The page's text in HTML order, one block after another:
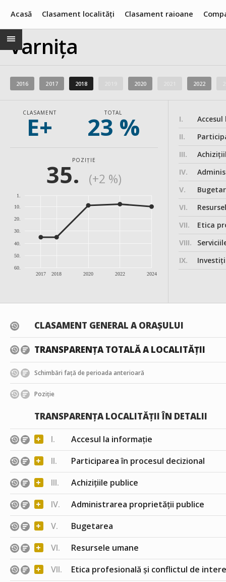
Acasă Clasament localități Clasament raioane
Varnița
2016 2017 2018 2020 2022
CLASAMENT
E+ TOTAL
23 %
POZIȚIE
35. (+2 %)
2017 2018 2020 2022 2024
1.
10.
20.
30.
40.
50.
60.
I.
II.
III.
IV.
V.
VI.
VII.
Etica
VIII.
IX.
Investițiile,
CLASAMENT GENERAL A ORAȘULUI
TRANSPARENȚA TOTALĂ A LOCALITĂȚII
Schimbări față de perioada anterioară
Poziție
TRANSPARENȚA LOCALITĂȚII ÎN DETALII
+
I. Accesul la informație
+ II. Participarea în procesul decizional
+ III. Achizițiile publice
+ IV. Administrarea proprietății publice
+ V. Bugetarea
+ VI. Resursele umane
+ VII. Etica profesională și conflictul de